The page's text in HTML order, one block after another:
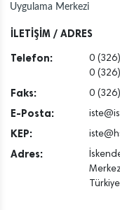
Uygulama Merkezi
İLETİŞİM / ADRES
Telefon:
0
0
Faks: 0
E-Posta:
KEP:
Adres:
Türkiye